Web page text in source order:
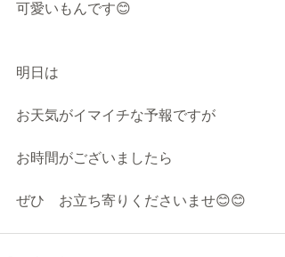
可愛いもんです😊
明日は
お天気がイマイチな予報ですが
お時間がございましたら
ぜひ　お立ち寄りくださいませ😊😊